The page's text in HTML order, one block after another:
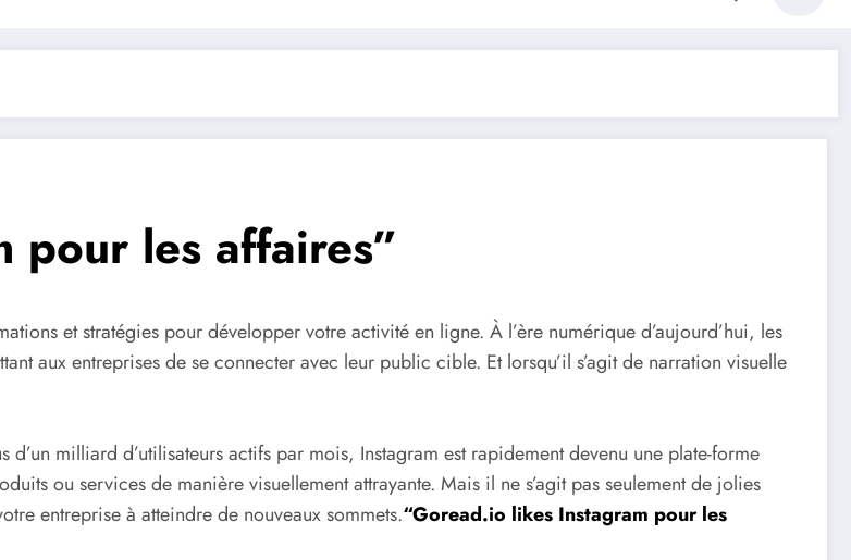
pour les affaires”
et stratégies pour développer votre activité en ligne. À l’ère numérique d’aujourd’hui, les
aux entreprises de se connecter avec leur public cible. Et lorsqu’il s’agit de narration visuelle
d’un milliard d’utilisateurs actifs par mois, Instagram est rapidement devenu une plate-forme
ou services de manière visuellement attrayante. Mais il ne s’agit pas seulement de jolies
entreprise à atteindre de nouveaux sommets.“Goread.io likes Instagram pour les